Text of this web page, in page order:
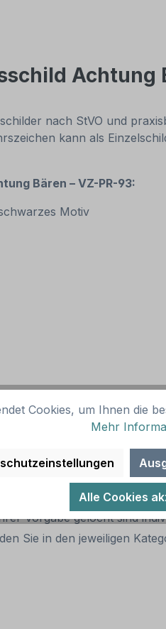
Achtung
nach StVO und
kann als
Bären – VZ-PR-93:
Motiv
Artikelabbildung bestellt
Vorgabe gelocht sind
Sie in den jeweiligen
Cookies, um Ihnen die
Mehr
Alle Cookies